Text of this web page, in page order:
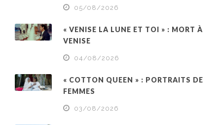
05/08/2026
« VENISE LA LUNE ET TOI » : MORT À
VENISE
04/08/2026
« COTTON QUEEN » : PORTRAITS DE
FEMMES
03/08/2026